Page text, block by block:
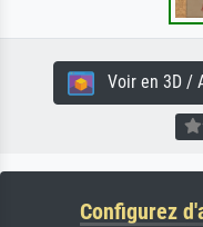
Voir en 3D /
Configurez